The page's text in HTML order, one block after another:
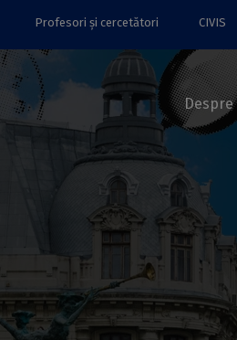
Profesori și cercetători CIVIS
Despre